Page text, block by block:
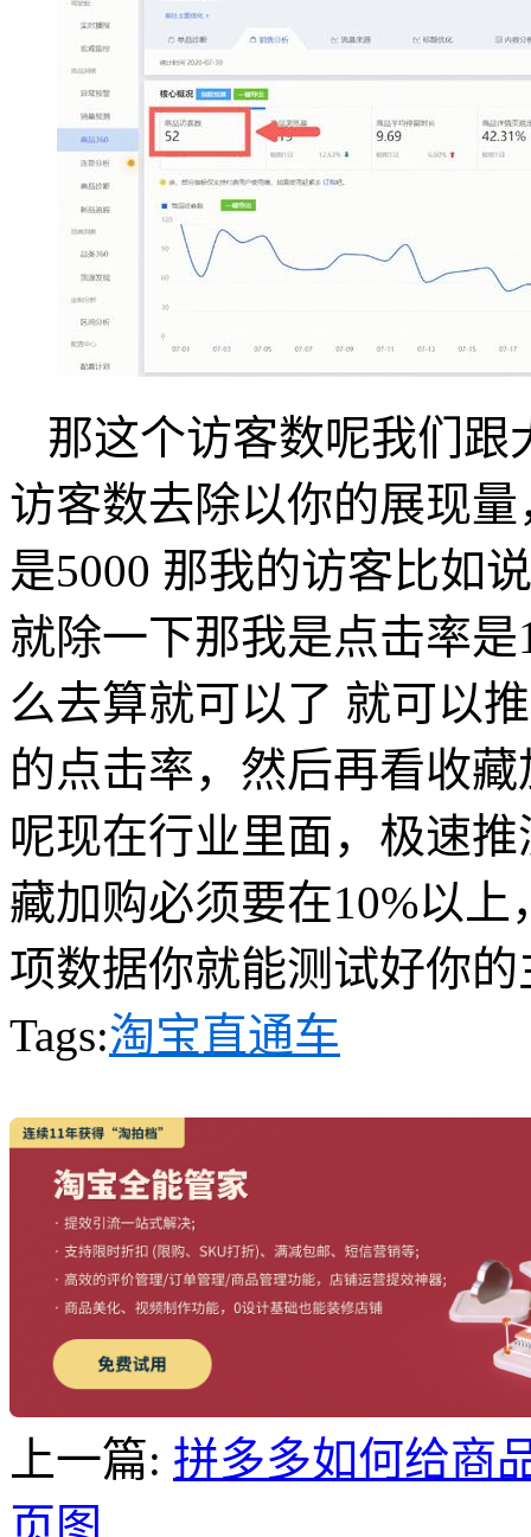
那这个访客数呢我们跟
访客数去除以你的展现
是5000 那我的访客比如
就除一下那我是点击率是
么去算就可以了 就可以
的点击率，然后再看收
呢现在行业里面，极速
藏加购必须要在10%以上
项数据你就能测试好你
Tags:淘宝直通车
上一篇: 拼多多如何给商
页图